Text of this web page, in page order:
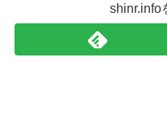
shinr.info